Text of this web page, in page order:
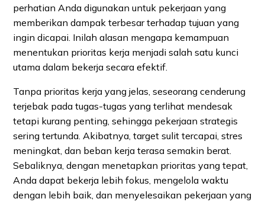
perhatian Anda digunakan untuk pekerjaan yang
memberikan dampak terbesar terhadap tujuan yang
ingin dicapai. Inilah alasan mengapa kemampuan
menentukan prioritas kerja menjadi salah satu kunci
utama dalam bekerja secara efektif.
Tanpa prioritas kerja yang jelas, seseorang cenderung
terjebak pada tugas-tugas yang terlihat mendesak
tetapi kurang penting, sehingga pekerjaan strategis
sering tertunda. Akibatnya, target sulit tercapai, stres
meningkat, dan beban kerja terasa semakin berat.
Sebaliknya, dengan menetapkan prioritas yang tepat,
Anda dapat bekerja lebih fokus, mengelola waktu
dengan lebih baik, dan menyelesaikan pekerjaan yang